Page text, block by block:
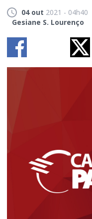
04 out 2021 - 04h40
Gesiane S. Lourenço